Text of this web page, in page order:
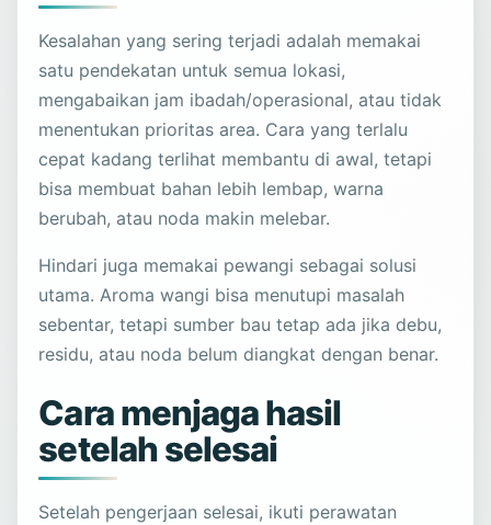
Kesalahan yang sering terjadi adalah memakai
satu pendekatan untuk semua lokasi,
mengabaikan jam ibadah/operasional, atau tidak
menentukan prioritas area. Cara yang terlalu
cepat kadang terlihat membantu di awal, tetapi
bisa membuat bahan lebih lembap, warna
berubah, atau noda makin melebar.
Hindari juga memakai pewangi sebagai solusi
utama. Aroma wangi bisa menutupi masalah
sebentar, tetapi sumber bau tetap ada jika debu,
residu, atau noda belum diangkat dengan benar.
Cara menjaga hasil
setelah selesai
Setelah pengerjaan selesai, ikuti perawatan